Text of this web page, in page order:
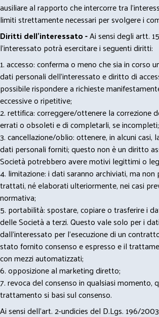
ausiliare al rapporto che intercorre tra
limiti strettamente necessari per svolgere i
Diritti dell’interessato -Ai sensi degli artt.
l’interessato potrà esercitare i seguenti diritti:
1. accesso: conferma o meno che sia in corso
dati personali dell’interessato e diritto di
possibile rispondere a richieste
eccessive o ripetitive;
2. rettifica: correggere/ottenere la correzione
errati o obsoleti e di completarli, se incompleti;
3. cancellazione/oblio: ottenere, in alcuni casi,
dati personali forniti; questo non è un diritto
Società potrebbero avere motivi legittimi o
4. limitazione: i dati saranno archiviati, ma
trattati, né elaborati ulteriormente, nei casi
normativa;
5. portabilità: spostare, copiare o trasferire i
delle Società a terzi. Questo vale solo per i
dall’interessato per l’esecuzione di un
stato fornito consenso e espresso e il
con mezzi automatizzati;
6. opposizione al marketing diretto;
7. revoca del consenso in qualsiasi momento,
trattamento si basi sul consenso.
Ai sensi dell’art. 2-undicies del D.Lgs. 196/